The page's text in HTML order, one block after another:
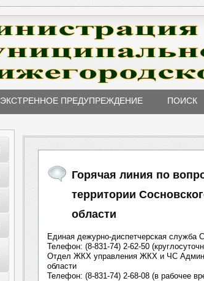
ЭКСТРЕННОЕ ПРЕДУПРЕЖДЕНИЕ ПОИСК
Горячая линия по
территории
области
Единая дежурно-диспетчерская служба
Телефон: (8-831-74) 2-62-50
Отдел ЖКХ управления ЖКХ и ЧС
области
Телефон: (8-831-74) 2-68-08 (в рабочее